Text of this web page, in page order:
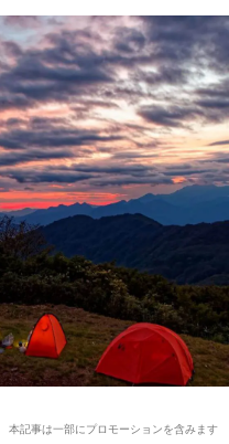
本記事は一部にプロモーションを含みます